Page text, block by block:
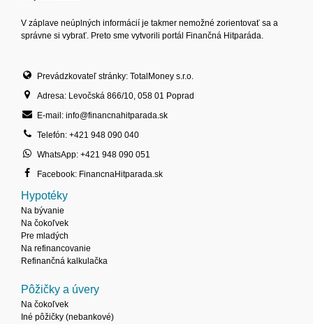
V záplave neúplných informácií je takmer nemožné zorientovať sa a
správne si vybrať. Preto sme vytvorili portál Finančná Hitparáda.
Prevádzkovateľ stránky: TotalMoney s.r.o.
Adresa: Levočská 866/10, 058 01 Poprad
E-mail: info@financnahitparada.sk
Telefón: +421 948 090 040
WhatsApp: +421 948 090 051
Facebook: FinancnaHitparada.sk
Hypotéky
Na bývanie
Na čokoľvek
Pre mladých
Na refinancovanie
Refinančná kalkulačka
Pôžičky a úvery
Na čokoľvek
Iné pôžičky (nebankové)